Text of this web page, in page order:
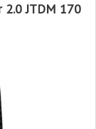
2.0 JTDM 170